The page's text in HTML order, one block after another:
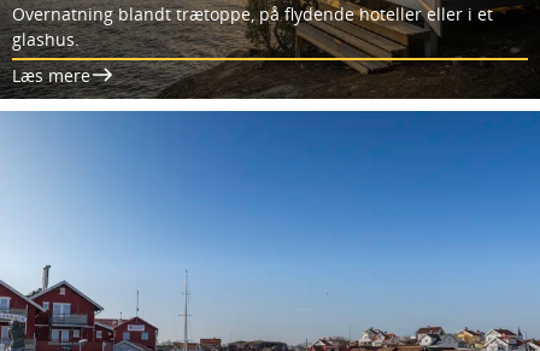
Overnatning blandt trætoppe, på flydende hoteller eller i et
glashus.
Læs mere